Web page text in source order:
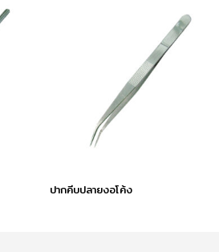
ปากคีบปลายงอโค้ง